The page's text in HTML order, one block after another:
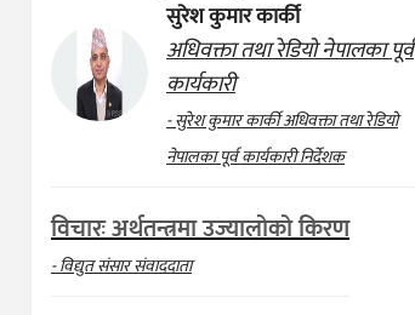
सुरेश कुमार कार्की
अधिवक्ता तथा रेडियो नेपालका पूर्व
कार्यकारी
- सुरेश कुमार कार्की अधिवक्ता तथा रेडियो
नेपालका पूर्व कार्यकारी निर्देशक
विचारः अर्थतन्त्रमा उज्यालोको किरण
- विद्युत संसार संवाददाता